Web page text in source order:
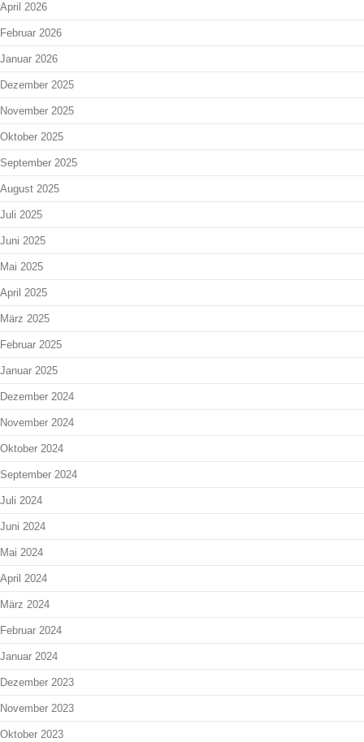
April 2026
Februar 2026
Januar 2026
Dezember 2025
November 2025
Oktober 2025
September 2025
August 2025
Juli 2025
Juni 2025
Mai 2025
April 2025
März 2025
Februar 2025
Januar 2025
Dezember 2024
November 2024
Oktober 2024
September 2024
Juli 2024
Juni 2024
Mai 2024
April 2024
März 2024
Februar 2024
Januar 2024
Dezember 2023
November 2023
Oktober 2023